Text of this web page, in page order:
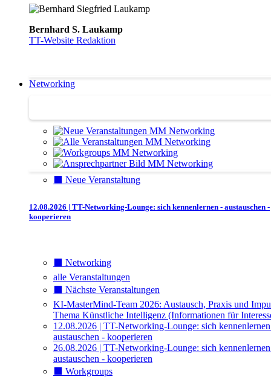
Bernhard S. Laukamp
TT-Website Redaktion
Networking
⬛️ Neue Veranstaltung
12.08.2026 | TT-Networking-Lounge: sich kennenlernen - austauschen -
kooperieren
⬛️ Networking
alle Veranstaltungen
⬛️ Nächste Veranstaltungen
KI-MasterMind-Team 2026: Austausch, Praxis und
Thema Künstliche Intelligenz (Informationen für
12.08.2026 | TT-Networking-Lounge: sich
austauschen - kooperieren
26.08.2026 | TT-Networking-Lounge: sich
austauschen - kooperieren
⬛️ Workgroups